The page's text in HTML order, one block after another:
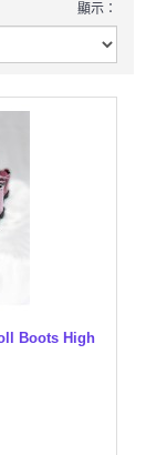
顯示：
Boots High